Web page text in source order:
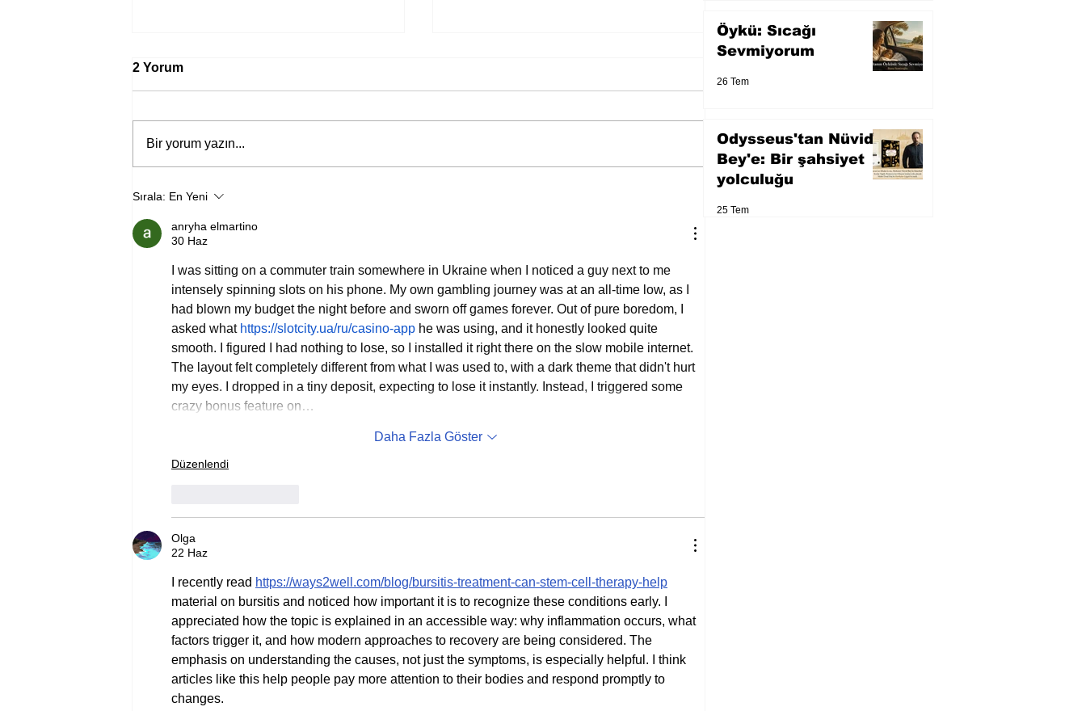
eleştirisine
2 Yorum
Bir yorum yazın...
Sırala: En Yeni
anryha elmartino
30 Haz
I was sitting on a commuter train somewhere in Ukraine when I noticed a guy next to me
intensely spinning slots on his phone. My own gambling journey was at an all-time low, as I
had blown my budget the night before and sworn off games forever. Out of pure boredom, I
asked what https://slotcity.ua/ru/casino-app he was using, and it honestly looked quite
smooth. I figured I had nothing to lose, so I installed it right there on the slow mobile internet.
The layout felt completely different from what I was used to, with a dark theme that didn't hurt
my eyes. I dropped in a tiny deposit, expecting to lose it instantly. Instead, I triggered some
crazy bonus feature on…
Daha Fazla Göster
Düzenlendi
Olga
22 Haz
I recently read https://ways2well.com/blog/bursitis-treatment-can-stem-cell-therapy-help
material on bursitis and noticed how important it is to recognize these conditions early. I
appreciated how the topic is explained in an accessible way: why inflammation occurs, what
factors trigger it, and how modern approaches to recovery are being considered. The
emphasis on understanding the causes, not just the symptoms, is especially helpful. I think
articles like this help people pay more attention to their bodies and respond promptly to
changes.
Öykü: Sıcağı
Sevmiyorum
26 Tem
Odysseus'tan Nüvid
Bey'e: Bir şahsiyet
yolculuğu
25 Tem